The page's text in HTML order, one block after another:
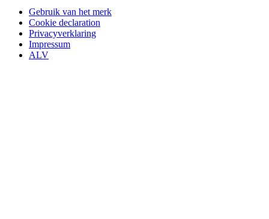
Gebruik van het merk
Cookie declaration
Privacyverklaring
Impressum
ALV